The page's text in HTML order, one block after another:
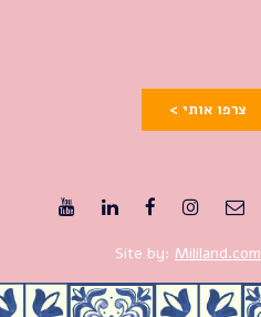
צרפו אותי >
Mililand.com